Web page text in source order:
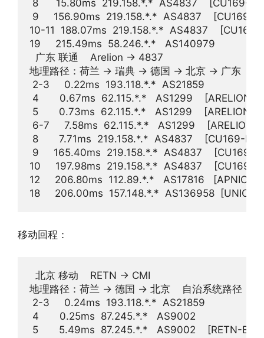
8      15.80ms  219.158.*.*  AS4837    [CU169-
9     156.90ms  219.158.*.*  AS4837    [CU169-
10-11  188.07ms  219.158.*.*  AS4837
19     215.49ms  58.246.*.*   AS140979
  广东 联通    Arelion -> 4837
地理路径：荷兰 -> 瑞典 -> 德国 -> 北京 -> 广东
2-3     0.22ms  193.118.*.*  AS21859
4       0.67ms  62.115.*.*   AS1299    [ARELION-
5       0.73ms  62.115.*.*   AS1299    [ARELION-
6-7     7.58ms  62.115.*.*   AS1299    [ARELION-
8       7.71ms  219.158.*.*  AS4837    [CU169-
9     165.40ms  219.158.*.*  AS4837    [CU169-
10     197.98ms  219.158.*.*  AS4837    [CU169-
12     206.80ms  112.89.*.*   AS17816   [APNIC-
移动回程：
  北京 移动    RETN -> CMI
地理路径：荷兰 -> 德国 -> 北京    自治系统路径
2-3     0.24ms  193.118.*.*  AS21859
4       0.25ms  87.245.*.*   AS9002
5       5.49ms  87.245.*.*   AS9002    [RETN-